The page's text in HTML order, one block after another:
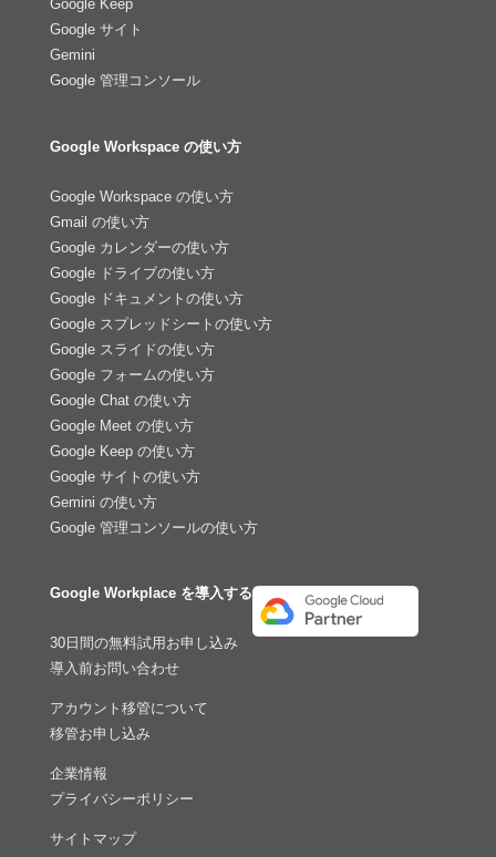
Google Keep
Google サイト
Gemini
Google 管理コンソール
Google Workspace の使い方
Google Workspace の使い方
Gmail の使い方
Google カレンダーの使い方
Google ドライブの使い方
Google ドキュメントの使い方
Google スプレッドシートの使い方
Google スライドの使い方
Google フォームの使い方
Google Chat の使い方
Google Meet の使い方
Google Keep の使い方
Google サイトの使い方
Gemini の使い方
Google 管理コンソールの使い方
Google Workplace を導入する
30日間の無料試用お申し込み
導入前お問い合わせ
アカウント移管について
移管お申し込み
企業情報
プライバシーポリシー
サイトマップ